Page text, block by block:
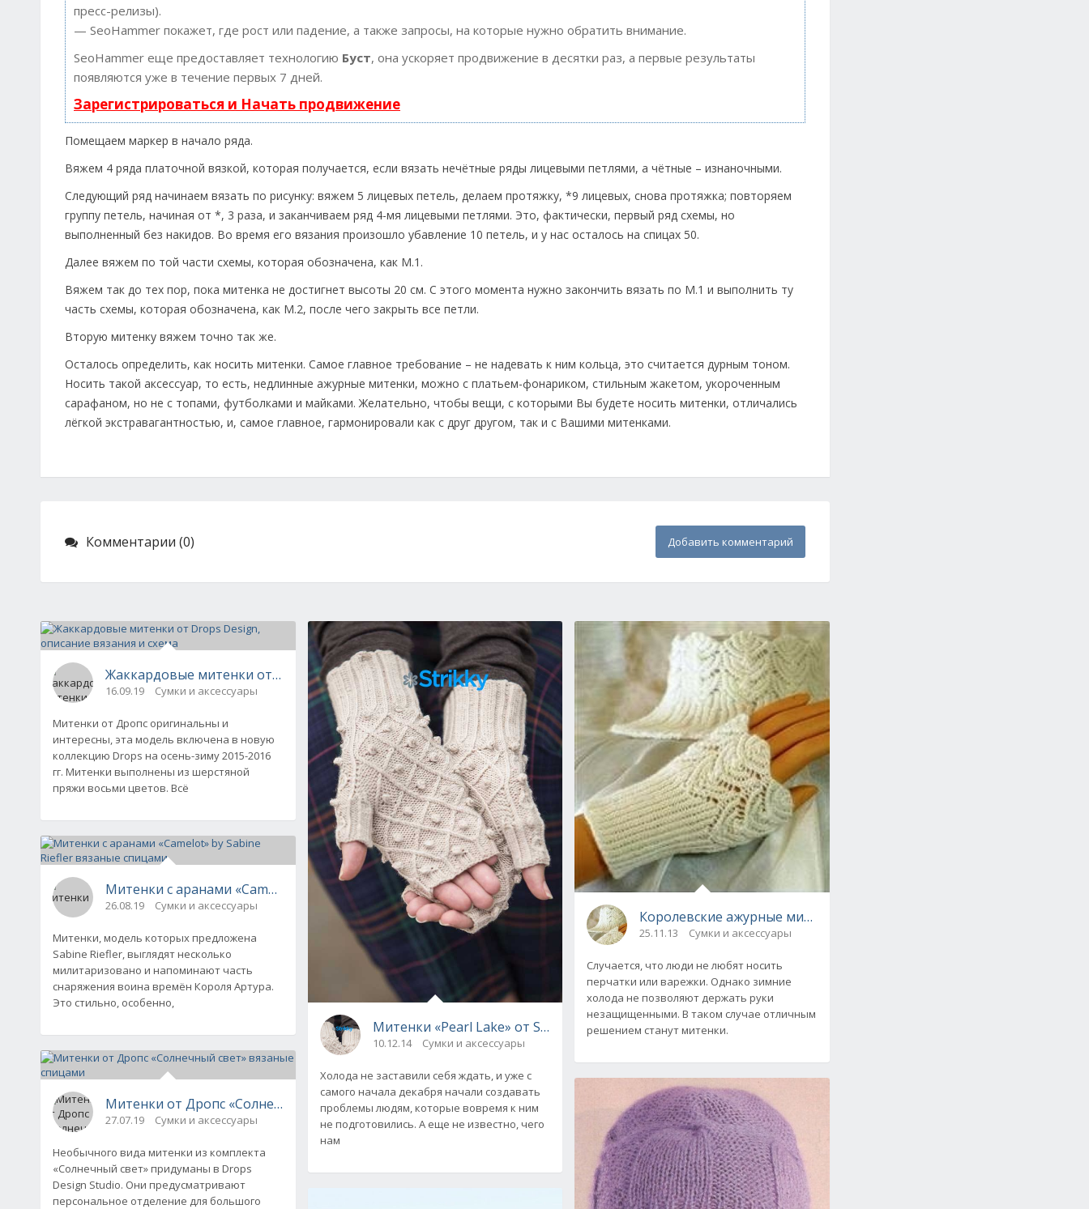
пресс-релизы).
— SeoHammer покажет, где рост или падение, а также запросы, на которые нужно обратить внимание.
SeoHammer еще предоставляет технологию Буст, она ускоряет продвижение в десятки раз, а первые результаты
появляются уже в течение первых 7 дней.
Зарегистрироваться и Начать продвижение
Помещаем маркер в начало ряда.
Вяжем 4 ряда платочной вязкой, которая получается, если вязать нечётные ряды лицевыми петлями, а чётные – изнаночными.
Следующий ряд начинаем вязать по рисунку: вяжем 5 лицевых петель, делаем протяжку, *9 лицевых, снова протяжка; повторяем
группу петель, начиная от *, 3 раза, и заканчиваем ряд 4-мя лицевыми петлями. Это, фактически, первый ряд схемы, но
выполненный без накидов. Во время его вязания произошло убавление 10 петель, и у нас осталось на спицах 50.
Далее вяжем по той части схемы, которая обозначена, как М.1.
Вяжем так до тех пор, пока митенка не достигнет высоты 20 см. С этого момента нужно закончить вязать по М.1 и выполнить ту
часть схемы, которая обозначена, как М.2, после чего закрыть все петли.
Вторую митенку вяжем точно так же.
Осталось определить, как носить митенки. Самое главное требование – не надевать к ним кольца, это считается дурным тоном.
Носить такой аксессуар, то есть, недлинные ажурные митенки, можно с платьем-фонариком, стильным жакетом, укороченным
сарафаном, но не с топами, футболками и майками. Желательно, чтобы вещи, с которыми Вы будете носить митенки, отличались
лёгкой экстравагантностью, и, самое главное, гармонировали как с друг другом, так и с Вашими митенками.
Комментарии (0) Добавить комментарий
Жаккардовые митенки от Drops Design, описание вязания и схема
16.09.19 Сумки и аксессуары
Митенки от Дропс оригинальны и
интересны, эта модель включена в новую
коллекцию Drops на осень-зиму 2015-2016
гг. Митенки выполнены из шерстяной
пряжи восьми цветов. Всё
Митенки с аранами «Camelot» by Sabine Riefler вязаные спицами
26.08.19 Сумки и аксессуары
Митенки, модель которых предложена
Sabine Riefler, выглядят несколько
милитаризовано и напоминают часть
снаряжения воина времён Короля Артура.
Это стильно, особенно,
Митенки от Дропс «Солнечный свет» вязаные спицами
27.07.19 Сумки и аксессуары
Необычного вида митенки из комплекта
«Солнечный свет» придуманы в Drops
Design Studio. Они предусматривают
персональное отделение для большого
Митенки «Pearl Lake» от Sunne Mayer, вязаные спицами
10.12.14 Сумки и аксессуары
Холода не заставили себя ждать, и уже с
самого начала декабря начали создавать
проблемы людям, которые вовремя к ним
не подготовились. А еще не известно, чего
нам
Королевские ажурные митенки и воротничок. Вязаные спицами.
25.11.13 Сумки и аксессуары
Случается, что люди не любят носить
перчатки или варежки. Однако зимние
холода не позволяют держать руки
незащищенными. В таком случае отличным
решением станут митенки.